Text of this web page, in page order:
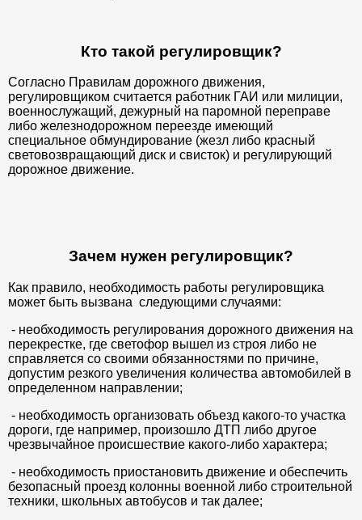
Кто такой регулировщик?
Согласно Правилам дорожного движения,
регулировщиком считается работник ГАИ или милиции,
военнослужащий, дежурный на паромной переправе
либо железнодорожном переезде имеющий
специальное обмундирование (жезл либо красный
световозвращающий диск и свисток) и регулирующий
дорожное движение.
Зачем нужен регулировщик?
Как правило, необходимость работы регулировщика
может быть вызвана следующими случаями:
- необходимость регулирования дорожного движения на
перекрестке, где светофор вышел из строя либо не
справляется со своими обязанностями по причине,
допустим резкого увеличения количества автомобилей в
определенном направлении;
- необходимость организовать объезд какого-то участка
дороги, где например, произошло ДТП либо другое
чрезвычайное происшествие какого-либо характера;
- необходимость приостановить движение и обеспечить
безопасный проезд колонны военной либо строительной
техники, школьных автобусов и так далее;